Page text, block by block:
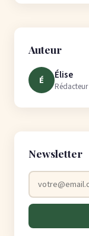
Auteur
É Élise
Newsletter